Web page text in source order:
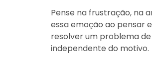
Pense na frustração, na
essa emoção ao pensar
resolver um problema
independente do motivo.